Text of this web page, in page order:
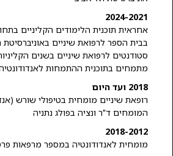
2024-2021
אחראית תוכנית הלימודים הקליניים
בבית הספר לרפואת שיניים
סטודנטים לרפואת שיניים בשנים
מתמחים בתוכנית ההתמחות
2018 ועד היום
רופאת שיניים מומחית בטיפולי שורש
המומחים ד"ר ונציה בפולג נתניה
2018-2012
מומחית לאנדודונטיה במספר מרפאות